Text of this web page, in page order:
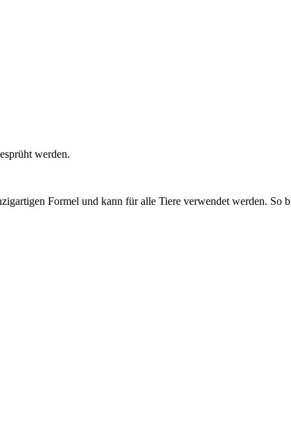
werden.
Formel und kann für alle Tiere verwendet werden. So